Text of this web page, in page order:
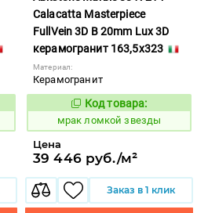
Calacatta Masterpiece
FullVein 3D B 20mm Lux 3D
керамогранит 163,5x323
Материал:
Керамогранит
1052904
Код товара:
мрак ломкой звезды
Цена
39 446 руб./м²
Заказ в 1 клик